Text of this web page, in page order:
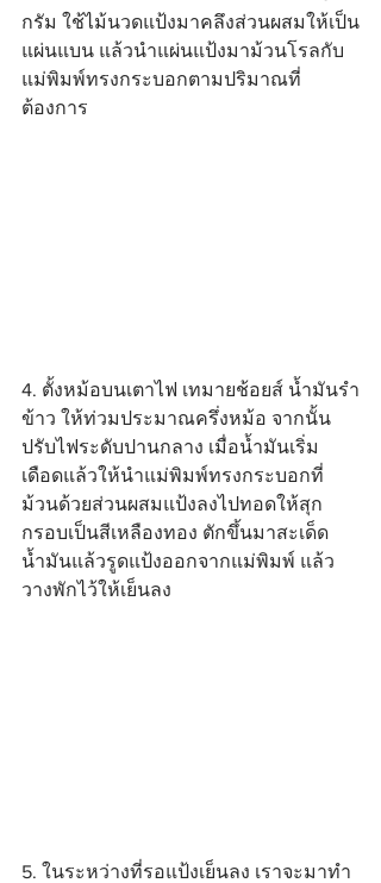
กรัม ใช้ไม้นวดแป้งมาคลึงส่วนผสมให้เป็น
แผ่นแบน แล้วนำแผ่นแป้งมาม้วนโรลกับ
แม่พิมพ์ทรงกระบอกตามปริมาณที่
ต้องการ
4. ตั้งหม้อบนเตาไฟ เทมายช้อยส์ น้ำมันรำ
ข้าว ให้ท่วมประมาณครึ่งหม้อ จากนั้น
ปรับไฟระดับปานกลาง เมื่อน้ำมันเริ่ม
เดือดแล้วให้นำแม่พิมพ์ทรงกระบอกที่
ม้วนด้วยส่วนผสมแป้งลงไปทอดให้สุก
กรอบเป็นสีเหลืองทอง ตักขึ้นมาสะเด็ด
น้ำมันแล้วรูดแป้งออกจากแม่พิมพ์ แล้ว
วางพักไว้ให้เย็นลง
5. ในระหว่างที่รอแป้งเย็นลง เราจะมาทำ